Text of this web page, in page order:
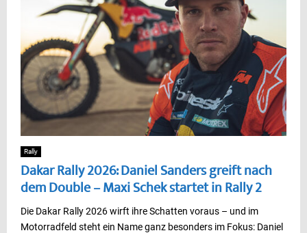
Rally
Dakar Rally 2026: Daniel Sanders greift nach
dem Double – Maxi Schek startet in Rally 2
Die Dakar Rally 2026 wirft ihre Schatten voraus – und im
Motorradfeld steht ein Name ganz besonders im Fokus: Daniel